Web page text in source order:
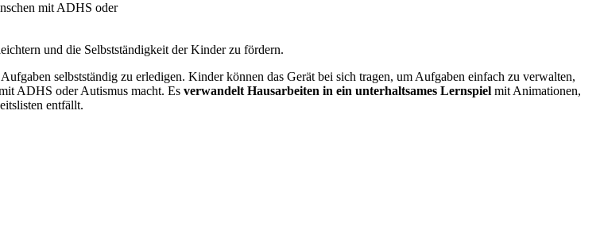
mit ADHS oder
und die Selbstständigkeit der Kinder zu fördern.
selbstständig zu erledigen. Kinder können das Gerät bei sich tragen, um Aufgaben einfach zu verwalten,
ADHS oder Autismus macht. Es verwandelt Hausarbeiten in ein unterhaltsames Lernspiel mit Animationen,
entfällt.